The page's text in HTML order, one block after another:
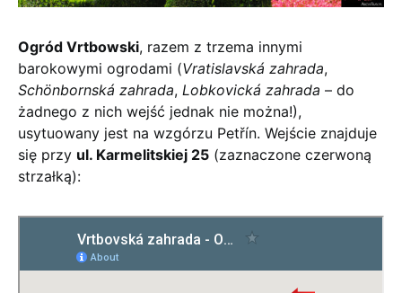
Ogród Vrtbowski, razem z trzema innymi
barokowymi ogrodami (Vratislavská zahrada,
Schönbornská zahrada, Lobkovická zahrada – do
żadnego z nich wejść jednak nie można!),
usytuowany jest na wzgórzu Petřín. Wejście znajduje
się przy ul. Karmelitskiej 25 (zaznaczone czerwoną
strzałką):